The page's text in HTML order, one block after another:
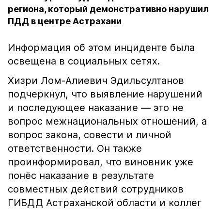
региона, который демонстративно нарушил
ПДД в центре Астрахани
Информация об этом инциденте была
освещена в социальных сетях.
Хизри Лом-Алиевич Эдильсултанов
подчеркнул, что выявление нарушений
и последующее наказание — это не
вопрос межнациональных отношений, а
вопрос закона, совести и личной
ответственности. Он также
проинформировал, что виновник уже
понёс наказание в результате
совместных действий сотрудников
ГИБДД Астраханской области и коллег